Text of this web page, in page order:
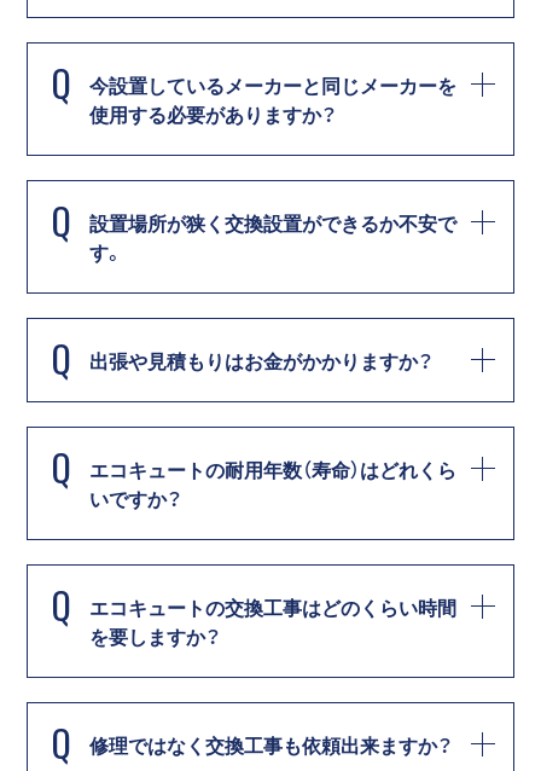
Q
今設置しているメーカーと同じメーカーを
使用する必要がありますか？
Q
設置場所が狭く交換設置ができるか不安で
す。
Q 出張や見積もりはお金がかかりますか？
Q
エコキュートの耐用年数（寿命）はどれくら
いですか？
Q
エコキュートの交換工事はどのくらい時間
を要しますか？
Q 修理ではなく交換工事も依頼出来ますか？